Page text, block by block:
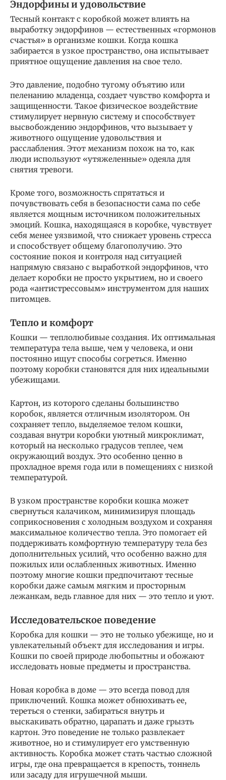
Эндорфины и удовольствие
Тесный контакт с коробкой может влиять на
выработку эндорфинов — естественных «гормонов
счастья» в организме кошки. Когда кошка
забирается в узкое пространство, она испытывает
приятное ощущение давления на свое тело.
Это давление, подобно тугому объятию или
пеленанию младенца, создает чувство комфорта и
защищенности. Такое физическое воздействие
стимулирует нервную систему и способствует
высвобождению эндорфинов, что вызывает у
животного ощущение удовольствия и
расслабления. Этот механизм похож на то, как
люди используют «утяжеленные» одеяла для
снятия тревоги.
Кроме того, возможность спрятаться и
почувствовать себя в безопасности сама по себе
является мощным источником положительных
эмоций. Кошка, находящаяся в коробке, чувствует
себя менее уязвимой, что снижает уровень стресса
и способствует общему благополучию. Это
состояние покоя и контроля над ситуацией
напрямую связано с выработкой эндорфинов, что
делает коробки не просто укрытием, но и своего
рода «антистрессовым» инструментом для наших
питомцев.
Тепло и комфорт
Кошки — теплолюбивые создания. Их оптимальная
температура тела выше, чем у человека, и они
постоянно ищут способы согреться. Именно
поэтому коробки становятся для них идеальными
убежищами.
Картон, из которого сделаны большинство
коробок, является отличным изолятором. Он
сохраняет тепло, выделяемое телом кошки,
создавая внутри коробки уютный микроклимат,
который на несколько градусов теплее, чем
окружающий воздух. Это особенно ценно в
прохладное время года или в помещениях с низкой
температурой.
В узком пространстве коробки кошка может
свернуться калачиком, минимизируя площадь
соприкосновения с холодным воздухом и сохраняя
максимальное количество тепла. Это помогает ей
поддерживать комфортную температуру тела без
дополнительных усилий, что особенно важно для
пожилых или ослабленных животных. Именно
поэтому многие кошки предпочитают тесные
коробки даже самым мягким и просторным
лежанкам, ведь главное для них — это тепло и уют.
Исследовательское поведение
Коробка для кошки — это не только убежище, но и
увлекательный объект для исследования и игры.
Кошки по своей природе любопытны и обожают
исследовать новые предметы и пространства.
Новая коробка в доме — это всегда повод для
приключений. Кошка может обнюхивать ее,
тереться о стенки, забираться внутрь и
выскакивать обратно, царапать и даже грызть
картон. Это поведение не только развлекает
животное, но и стимулирует его умственную
активность. Коробка может стать частью сложной
игры, где она превращается в крепость, тоннель
или засаду для игрушечной мыши.